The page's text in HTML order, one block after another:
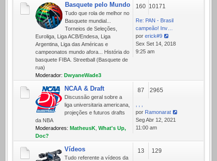
Basquete pelo Mundo
Tudo que rola de melhor no
Basquete mundial...
Torneios de Seleções,
Euroliga, Liga ACB/Endesa, Liga
Argentina, Liga das Américas e
campeonatos mundo afora... História do
basquete FIBA. Streetball (Basquete de
rua)
Moderador: DwyaneWade3
160 10171
Re: PAN - Brasil
campeão! Inv…
por erick#9
Ver
última
Sex Set 14, 2018
9:25 am
NCAA & Draft
Discussão geral sobre a
liga universitaria americana,
projeções e futuros drafts
da NBA
Moderadores: MatheusK What's Up,
Doc?
87 2965
por Ramonarat
Ver
última
Seg Abr 12, 2021
11:00 am
Vídeos
Tudo referente a ví­deos da
13 129